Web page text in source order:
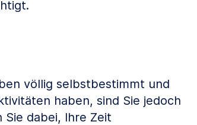
völlig selbstbestimmt und
haben, sind Sie jedoch
dabei, Ihre Zeit